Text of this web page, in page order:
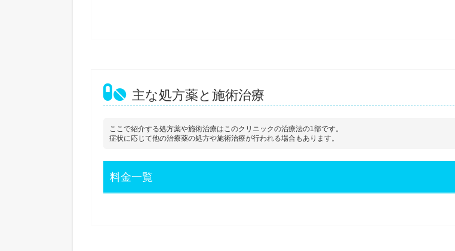
主な処方薬と施術治療
ここで紹介する処方薬や施術治療はこのクリニックの治療法の1部です。
症状に応じて他の治療薬の処方や施術治療が行われる場合もあります。
料金一覧